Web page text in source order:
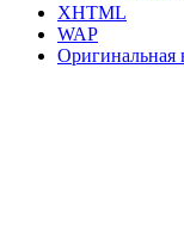
XHTML
WAP
Оригинальная